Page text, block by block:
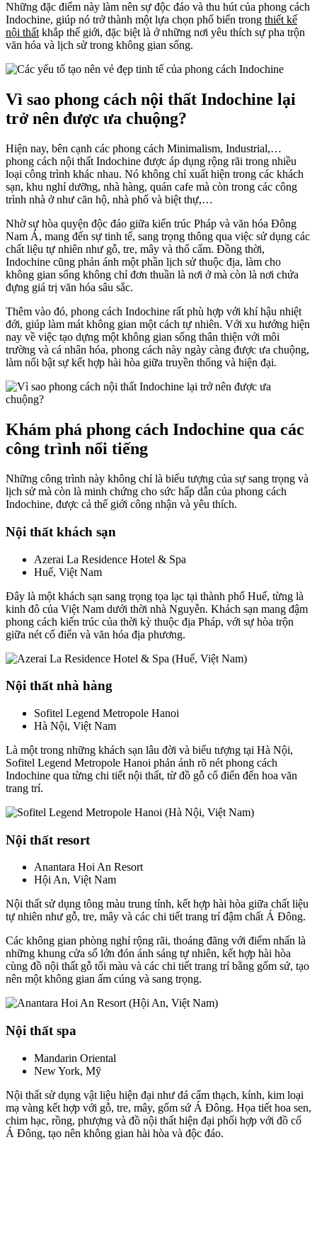
Những đặc điểm này làm nên sự độc đáo và thu hút của phong cách
Indochine, giúp nó trở thành một lựa chọn phổ biến trong thiết kế
nội thấtkhắp thế giới, đặc biệt là ở những nơi yêu thích sự pha trộn
văn hóa và lịch sử trong không gian sống.
Vì sao phong cách nội thất Indochine lại
trở nên được ưa chuộng?
Hiện nay, bên cạnh các phong cách Minimalism, Industrial,…
phong cách nội thất Indochine được áp dụng rộng rãi trong nhiều
loại công trình khác nhau. Nó không chỉ xuất hiện trong các khách
sạn, khu nghỉ dưỡng, nhà hàng, quán cafe mà còn trong các công
trình nhà ở như căn hộ, nhà phố và biệt thự,…
Nhờ sự hòa quyện độc đáo giữa kiến trúc Pháp và văn hóa Đông
Nam Á, mang đến sự tinh tế, sang trọng thông qua việc sử dụng các
chất liệu tự nhiên như gỗ, tre, mây và thổ cẩm. Đồng thời,
Indochine cũng phản ánh một phần lịch sử thuộc địa, làm cho
không gian sống không chỉ đơn thuần là nơi ở mà còn là nơi chứa
đựng giá trị văn hóa sâu sắc.
Thêm vào đó, phong cách Indochine rất phù hợp với khí hậu nhiệt
đới, giúp làm mát không gian một cách tự nhiên. Với xu hướng hiện
nay về việc tạo dựng một không gian sống thân thiện với môi
trường và cá nhân hóa, phong cách này ngày càng được ưa chuộng,
làm nổi bật sự kết hợp hài hòa giữa truyền thống và hiện đại.
Khám phá phong cách Indochine qua các
công trình nổi tiếng
Những công trình này không chỉ là biểu tượng của sự sang trọng và
lịch sử mà còn là minh chứng cho sức hấp dẫn của phong cách
Indochine, được cả thế giới công nhận và yêu thích.
Nội thất khách sạn
Azerai La Residence Hotel & Spa
Huế, Việt Nam
Đây là một khách sạn sang trọng tọa lạc tại thành phố Huế, từng là
kinh đô của Việt Nam dưới thời nhà Nguyễn. Khách sạn mang đậm
phong cách kiến trúc của thời kỳ thuộc địa Pháp, với sự hòa trộn
giữa nét cổ điển và văn hóa địa phương.
Nội thất nhà hàng
Sofitel Legend Metropole Hanoi
Hà Nội, Việt Nam
Là một trong những khách sạn lâu đời và biểu tượng tại Hà Nội,
Sofitel Legend Metropole Hanoi phản ánh rõ nét phong cách
Indochine qua từng chi tiết nội thất, từ đồ gỗ cổ điển đến hoa văn
trang trí.
Nội thất resort
Anantara Hoi An Resort
Hội An, Việt Nam
Nội thất sử dụng tông màu trung tính, kết hợp hài hòa giữa chất liệu
tự nhiên như gỗ, tre, mây và các chi tiết trang trí đậm chất Á Đông.
Các không gian phòng nghỉ rộng rãi, thoáng đãng với điểm nhấn là
những khung cửa sổ lớn đón ánh sáng tự nhiên, kết hợp hài hòa
cùng đồ nội thất gỗ tối màu và các chi tiết trang trí bằng gốm sứ, tạo
nên một không gian ấm cúng và sang trọng.
Nội thất spa
Mandarin Oriental
New York, Mỹ
Nội thất sử dụng vật liệu hiện đại như đá cẩm thạch, kính, kim loại
mạ vàng kết hợp với gỗ, tre, mây, gốm sứ Á Đông. Họa tiết hoa sen,
chim hạc, rồng, phượng và đồ nội thất hiện đại phối hợp với đồ cổ
Á Đông, tạo nên không gian hài hòa và độc đáo.